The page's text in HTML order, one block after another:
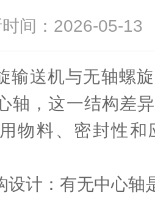
时间：2026-05-
输送机与无轴螺
轴，这一结构差
物料、密封性和
设计：有无中心轴